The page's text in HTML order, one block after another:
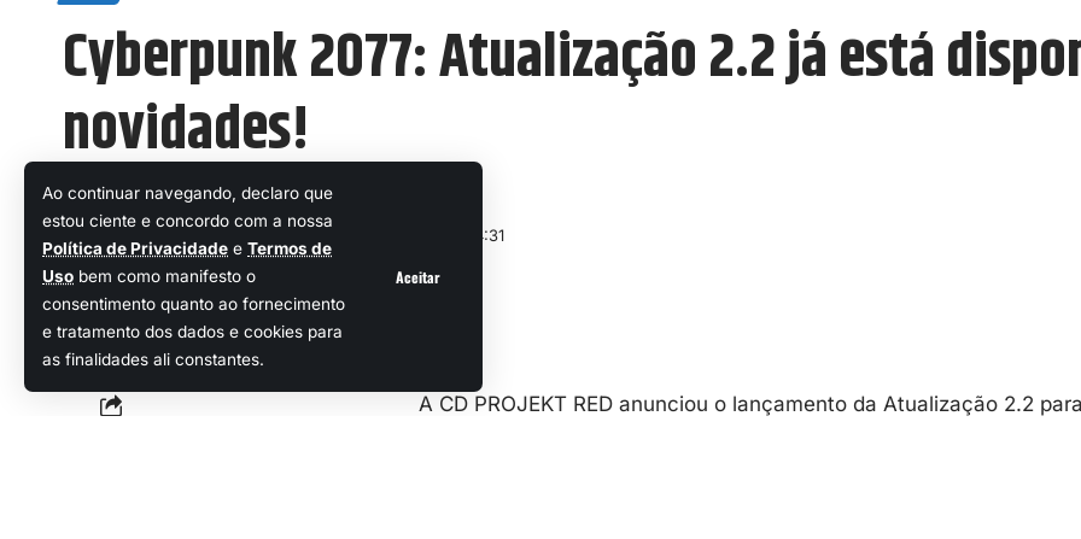
Ao continuar navegando, declaro que
estou ciente e concordo com a nossa
Política de Privacidade e Termos de
Uso bem como manifesto o
consentimento quanto ao fornecimento
e tratamento dos dados e cookies para
as finalidades ali constantes.
Aceitar
Cyberpunk 2077: Atualização 2.2 já está
novidades!
Última atualização: 10 de dezembro de 2024 14:31
Beatriz Chiessi
Foto: Site Oficial Steam
A CD PROJEKT RED anunciou o lançamento da Atualização 2.2